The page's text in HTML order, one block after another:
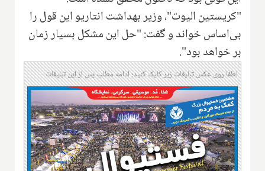
"کریستین الیوت"‌، وزیر بهداشت انتاریو این قول را
بی‌اساس خواند و گفت: "حل این مشکل بسیار زمان
بر خواهد بود".
لطفا روی عکس تبلیغات زیر کلیک کنید؛ ادامه مطلب پس از این تبلیغات